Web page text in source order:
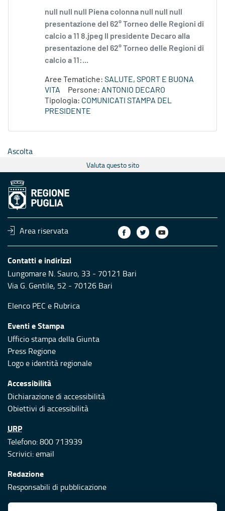
null null null Piena colonna null null null
presentazione del 62° Torneo delle Regioni di
calcio a 11 8.jpeg Il presidente Decaro alla
presentazione del 62° Torneo delle Regioni di
calcio a 11:...
Aree Tematiche: SALUTE, SPORT E BUONA
VITA
Persone: ANTONIO DECARO
Tipologia: COMUNICATI STAMPA DEL
PRESIDENTE
Ascolta
Valuta questo sito
Area riservata
Contatti e indirizzi
Lungomare N. Sauro, 33 - 70121 Bari
Via G. Gentile, 52 - 70126 Bari
Elenco PEC e Rubrica
Eventi e Stampa
Ufficio stampa della Giunta
Press Regione
Logo e identità regionale
Accessibilità
Dichiarazione di accessibilità
Obiettivi di accessibilità
URP
Telefono: 800 713939
Scrivici:email
Redazione
Responsabili di pubblicazione
Protezione civile